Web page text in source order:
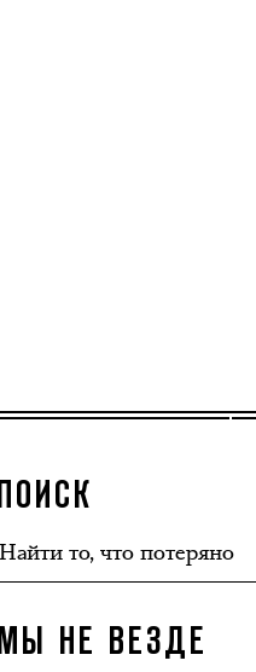
ПОИСК
МЫ НЕ ВЕЗДЕ